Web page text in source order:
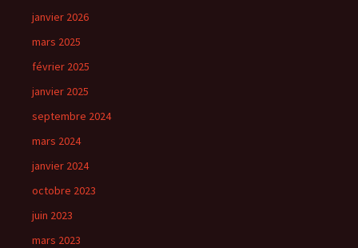
janvier 2026
mars 2025
février 2025
janvier 2025
septembre 2024
mars 2024
janvier 2024
octobre 2023
juin 2023
mars 2023